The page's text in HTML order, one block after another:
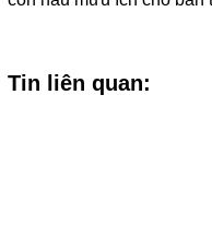
Tin liên quan: